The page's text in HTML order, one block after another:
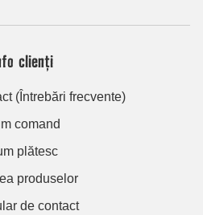
clienți
(Întrebări frecvente)
comand
plătesc
produselor
de contact